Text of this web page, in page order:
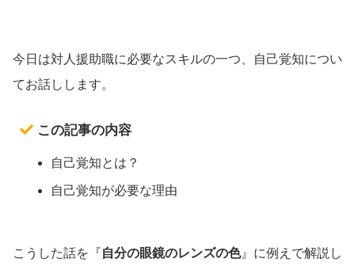
今日は対人援助職に必要なスキルの一つ、自己覚知につい
てお話しします。
この記事の内容
自己覚知とは？
自己覚知が必要な理由
こうした話を『自分の眼鏡のレンズの色』に例えで解説し